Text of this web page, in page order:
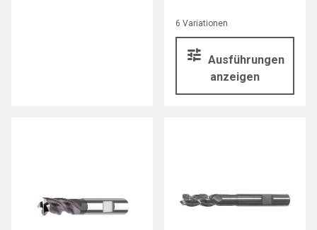
6 Variationen
Ausführungen
anzeigen